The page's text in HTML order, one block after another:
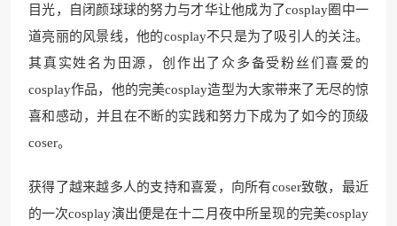
目光，自闭颜球球的努力与才华让他成为了cosplay圈中一
道亮丽的风景线，他的cosplay不只是为了吸引人的关注。
其真实姓名为田源，创作出了众多备受粉丝们喜爱的
cosplay作品，他的完美cosplay造型为大家带来了无尽的惊
喜和感动，并且在不断的实践和努力下成为了如今的顶级
coser。
获得了越来越多人的支持和喜爱，向所有coser致敬，最近
的一次cosplay演出便是在十二月夜中所呈现的完美cosplay